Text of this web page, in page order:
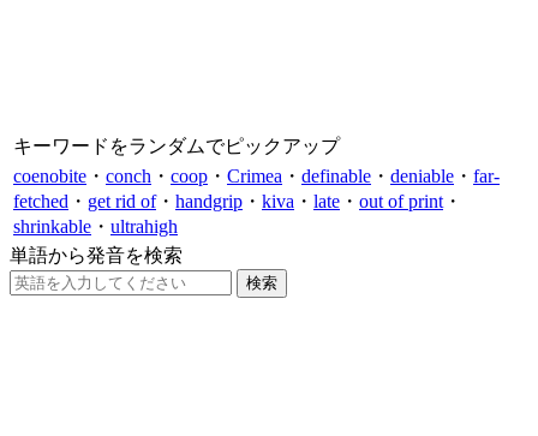
キーワードをランダムでピックアップ
coenobite ・ conch ・ coop ・ Crimea ・ definable ・ deniable ・ far-
fetched ・ get rid of・ handgrip ・ kiva ・ late ・ out of print ・
shrinkable ・ ultrahigh
単語から発音を検索